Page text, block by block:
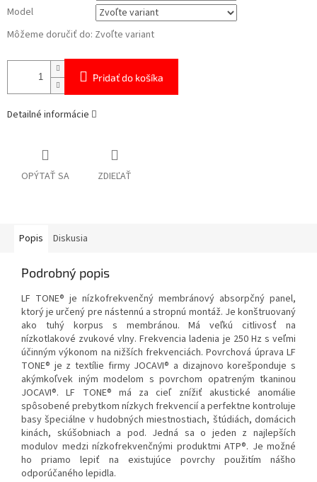
Model
Môžeme doručiť do: Zvoľte variant
Pridať do košíka
Detailné informácie
OPÝTAŤ SA ZDIEĽAŤ
Popis Diskusia
Podrobný popis
LF TONE® je nízkofrekvenčný membránový absorpčný panel,
ktorý je určený pre nástennú a stropnú montáž. Je konštruovaný
ako tuhý korpus s membránou. Má veľkú citlivosť na
nízkotlakové zvukové vlny. Frekvencia ladenia je 250 Hz s veľmi
účinným výkonom na nižších frekvenciách. Povrchová úprava LF
TONE® je z textílie firmy JOCAVI® a dizajnovo korešponduje s
akýmkoľvek iným modelom s povrchom opatreným tkaninou
JOCAVI®. LF TONE® má za cieľ znížiť akustické anomálie
spôsobené prebytkom nízkych frekvencií a perfektne kontroluje
basy špeciálne v hudobných miestnostiach, štúdiách, domácich
kinách, skúšobniach a pod. Jedná sa o jeden z najlepších
modulov medzi nízkofrekvenčnými produktmi ATP®. Je možné
ho priamo lepiť na existujúce povrchy použitím nášho
odporúčaného lepidla.